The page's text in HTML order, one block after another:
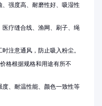
、强度高、耐磨性好、吸湿性
医疗缝合线、渔网、刷子、绳
注意通风，防止吸入粉尘。
格根据规格和用途有所不
度、耐温性能、颜色一致性等